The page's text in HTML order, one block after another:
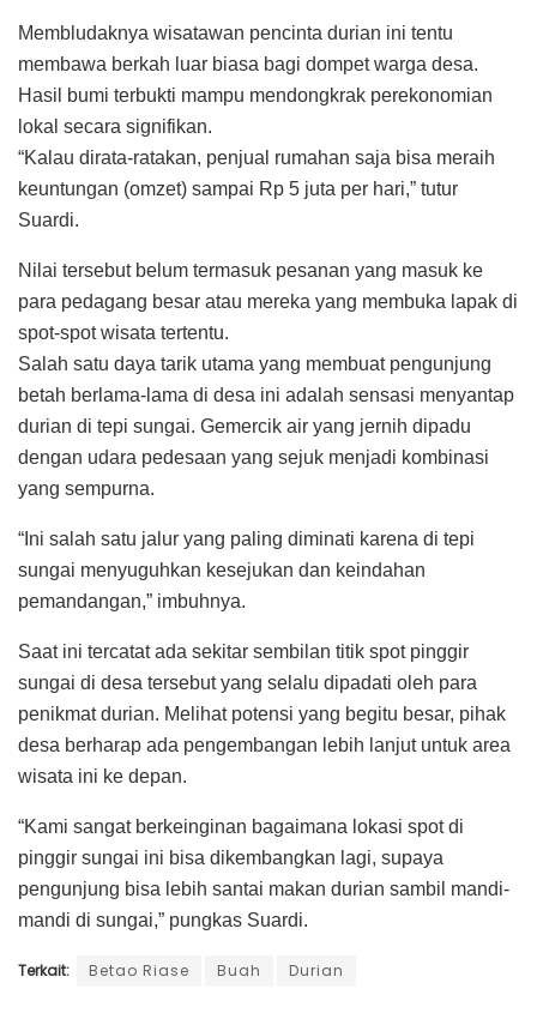
Membludaknya wisatawan pencinta durian ini tentu
membawa berkah luar biasa bagi dompet warga desa.
Hasil bumi terbukti mampu mendongkrak perekonomian
lokal secara signifikan.
“Kalau dirata-ratakan, penjual rumahan saja bisa meraih
keuntungan (omzet) sampai Rp 5 juta per hari,” tutur
Suardi.
Nilai tersebut belum termasuk pesanan yang masuk ke
para pedagang besar atau mereka yang membuka lapak di
spot-spot wisata tertentu.
Salah satu daya tarik utama yang membuat pengunjung
betah berlama-lama di desa ini adalah sensasi menyantap
durian di tepi sungai. Gemercik air yang jernih dipadu
dengan udara pedesaan yang sejuk menjadi kombinasi
yang sempurna.
“Ini salah satu jalur yang paling diminati karena di tepi
sungai menyuguhkan kesejukan dan keindahan
pemandangan,” imbuhnya.
Saat ini tercatat ada sekitar sembilan titik spot pinggir
sungai di desa tersebut yang selalu dipadati oleh para
penikmat durian. Melihat potensi yang begitu besar, pihak
desa berharap ada pengembangan lebih lanjut untuk area
wisata ini ke depan.
“Kami sangat berkeinginan bagaimana lokasi spot di
pinggir sungai ini bisa dikembangkan lagi, supaya
pengunjung bisa lebih santai makan durian sambil mandi-
mandi di sungai,” pungkas Suardi.
Terkait: Betao Riase Buah Durian